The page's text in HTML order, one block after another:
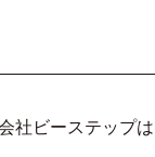
社ビーステップは